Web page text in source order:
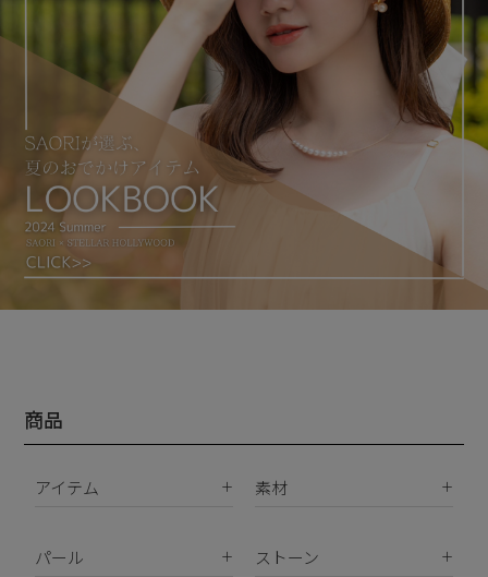
商品
アイテム
イヤリング
素材
K10
パール ストーン